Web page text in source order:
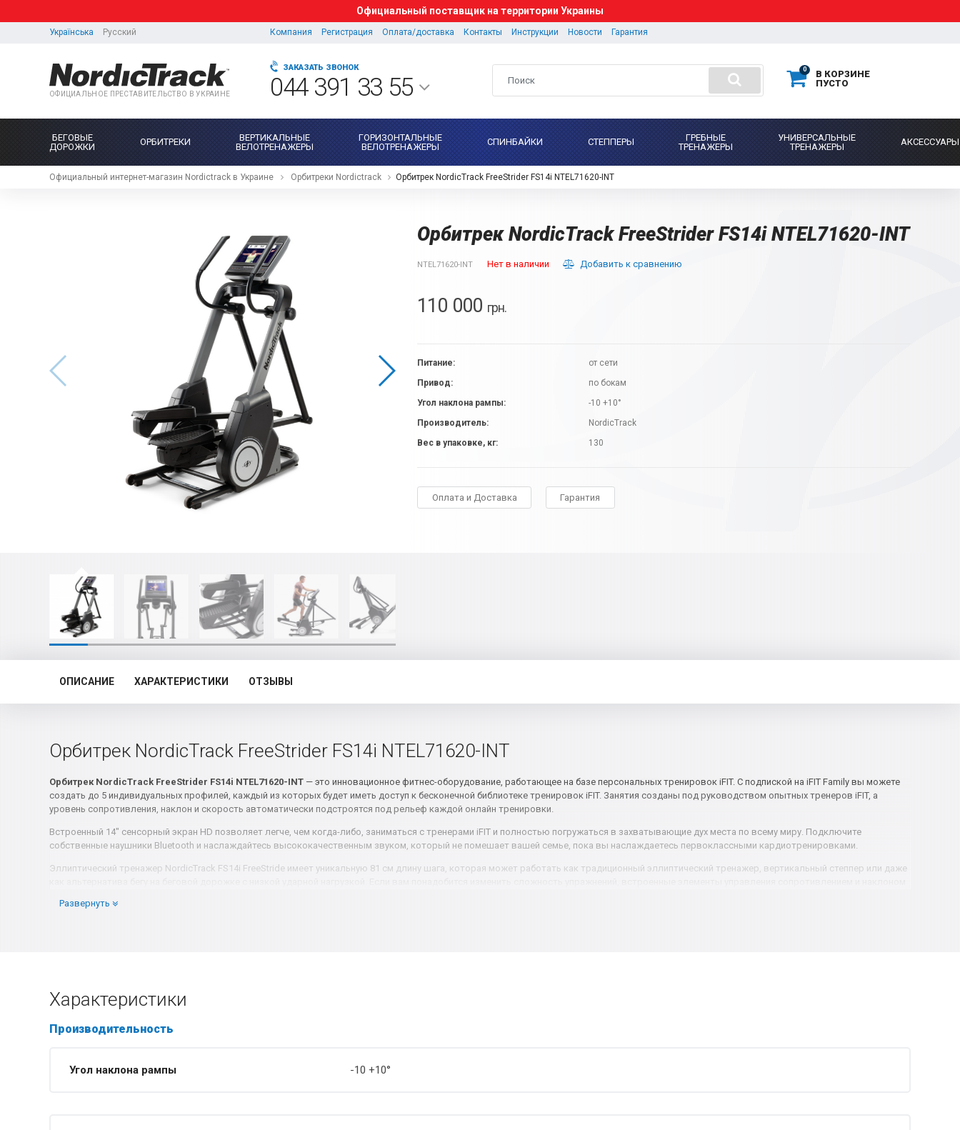
Официальный поставщик на территории Украины
Українська Русский Компания Регистрация Оплата/доставка Контакты Инструкции Новости Гарантия
ОФИЦИАЛЬНОЕ ПРЕСТАВИТЕЛЬСТВО В УКРАИНЕ
ЗАКАЗАТЬ ЗВОНОК
044 391 33 55
0
В КОРЗИНЕ
ПУСТО
БЕГОВЫЕ
ДОРОЖКИ
ОРБИТРЕКИ
ВЕРТИКАЛЬНЫЕ
ВЕЛОТРЕНАЖЕРЫ
ГОРИЗОНТАЛЬНЫЕ
ВЕЛОТРЕНАЖЕРЫ
СПИНБАЙКИ СТЕППЕРЫ
ГРЕБНЫЕ
ТРЕНАЖЕРЫ
УНИВЕРСАЛЬНЫЕ
ТРЕНАЖЕРЫ
АКСЕССУАРЫ
Официальный интернет-магазин Nordictrack в Украине Орбитреки Nordictrack Орбитрек NordicTrack FreeStrider FS14i NTEL71620-INT
Орбитрек NordicTrack FreeStrider FS14i NTEL71620-INT
NTEL71620-INT Нет в наличии Добавить к сравнению
110 000 грн.
Питание:
от сети
Привод:
по бокам
Угол наклона рампы:
-10 +10°
Производитель:
NordicTrack
Вес в упаковке, кг:
130
Оплата и Доставка Гарантия
ОПИСАНИЕ ХАРАКТЕРИСТИКИ ОТЗЫВЫ
Орбитрек NordicTrack FreeStrider FS14i NTEL71620-INT
Орбитрек NordicTrack FreeStrider FS14i NTEL71620-INT — это инновационное фитнес-оборудование, работающее на базе персональных тренировок iFIT. С подпиской на iFIT Family вы можете
создать до 5 индивидуальных профилей, каждый из которых будет иметь доступ к бесконечной библиотеке тренировок iFIT. Занятия созданы под руководством опытных тренеров iFIT, а
уровень сопротивления, наклон и скорость автоматически подстроятся под рельеф каждой онлайн тренировки.
Встроенный 14" сенсорный экран HD позволяет легче, чем когда-либо, заниматься с тренерами iFIT и полностью погружаться в захватывающие дух места по всему миру. Подключите
собственные наушники Bluetooth и наслаждайтесь высококачественным звуком, который не помешает вашей семье, пока вы наслаждаетесь первоклассными кардиотренировками.
Эллиптический тренажер NordicTrack FS14i FreeStride имеет уникальную 81 см длину шага, которая может работать как традиционный эллиптический тренажер, вертикальный степпер или даже
Развернуть
Характеристики
Производительность
Угол наклона рампы -10 +10°